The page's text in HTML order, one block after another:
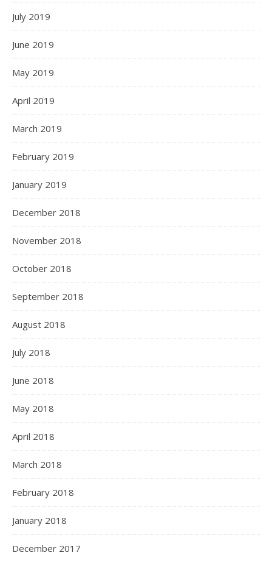
July 2019
June 2019
May 2019
April 2019
March 2019
February 2019
January 2019
December 2018
November 2018
October 2018
September 2018
August 2018
July 2018
June 2018
May 2018
April 2018
March 2018
February 2018
January 2018
December 2017